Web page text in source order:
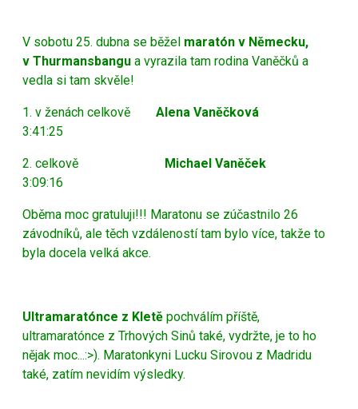
V sobotu 25. dubna se běžel maratón v Německu,
v Thurmansbangu a vyrazila tam rodina Vaněčků a
vedla si tam skvěle!
1. v ženách celkově Alena Vaněčková
3:41:25
2. celkově
Michael Vaněček
3:09:16
Oběma moc gratuluji!!! Maratonu se zúčastnilo 26
závodníků, ale těch vzdáleností tam bylo více, takže to
byla docela velká akce.
Ultramaratónce z Kletě pochválím příště,
ultramaratónce z Trhových Sinů také, vydržte, je to ho
nějak moc...:>). Maratonkyni Lucku Sirovou z Madridu
také, zatím nevidím výsledky.